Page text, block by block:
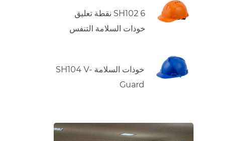
SH102 6 نقطة تعليق
خوذات السلامة التنفس
خوذات السلامة SH104 V-
Guard